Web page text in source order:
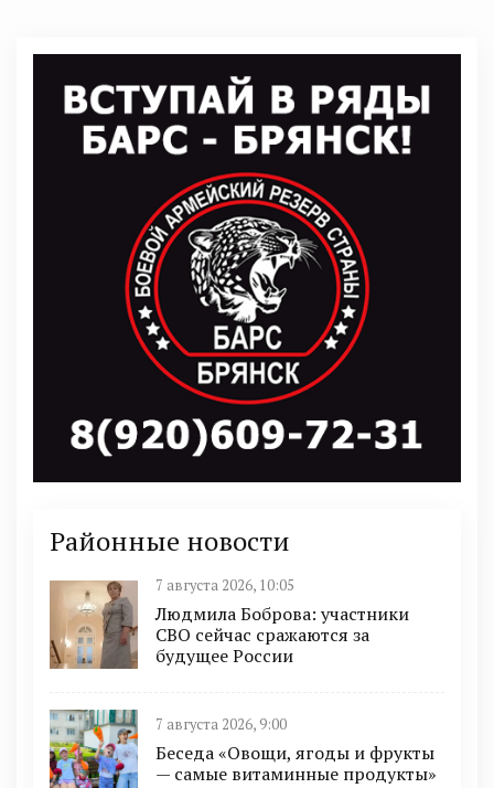
Районные новости
7 августа 2026, 10:05
Людмила Боброва: участники
СВО сейчас сражаются за
будущее России
7 августа 2026, 9:00
Беседа «Овощи, ягоды и фрукты
— самые витаминные продукты»